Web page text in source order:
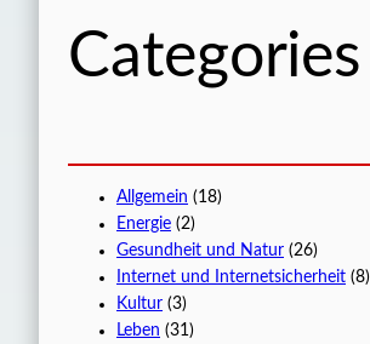
Categories
Allgemein (18)
Energie (2)
Gesundheit und Natur (26)
Internet und Internetsicherheit (8)
Kultur (3)
Leben (31)